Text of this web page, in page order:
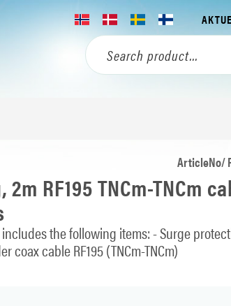
ArticleNo/
RF195 TNCm-TNCm
the following items: - Surge
coax cable RF195 (TNCm-TNCm)